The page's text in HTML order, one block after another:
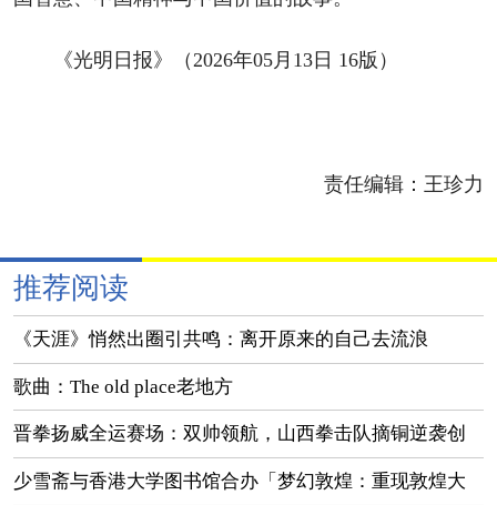
《光明日报》（2026年05月13日 16版）
责任编辑：王珍力
推荐阅读
《天涯》悄然出圈引共鸣：离开原来的自己去流浪
歌曲：The old place老地方
晋拳扬威全运赛场：双帅领航，山西拳击队摘铜逆袭创
佳绩
少雪斋与香港大学图书馆合办「梦幻敦煌：重现敦煌大